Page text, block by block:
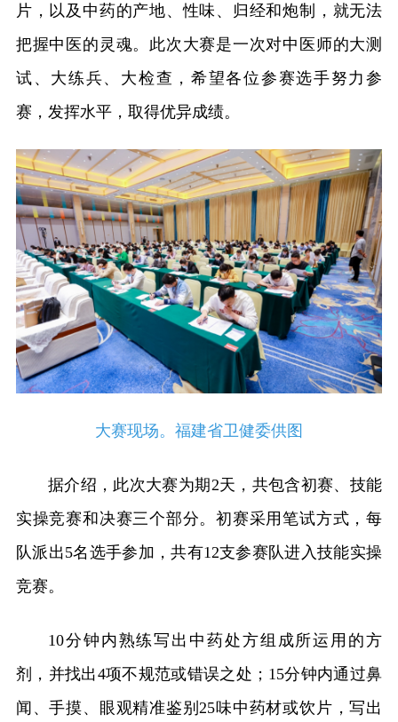
片，以及中药的产地、性味、归经和炮制，就无法
把握中医的灵魂。此次大赛是一次对中医师的大测
试、大练兵、大检查，希望各位参赛选手努力参
赛，发挥水平，取得优异成绩。
大赛现场。福建省卫健委供图
据介绍，此次大赛为期2天，共包含初赛、技能
实操竞赛和决赛三个部分。初赛采用笔试方式，每
队派出5名选手参加，共有12支参赛队进入技能实操
竞赛。
10分钟内熟练写出中药处方组成所运用的方
剂，并找出4项不规范或错误之处；15分钟内通过鼻
闻、手摸、眼观精准鉴别25味中药材或饮片，写出